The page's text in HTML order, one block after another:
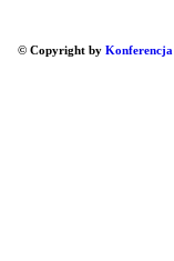
© Copyright by Konferencja